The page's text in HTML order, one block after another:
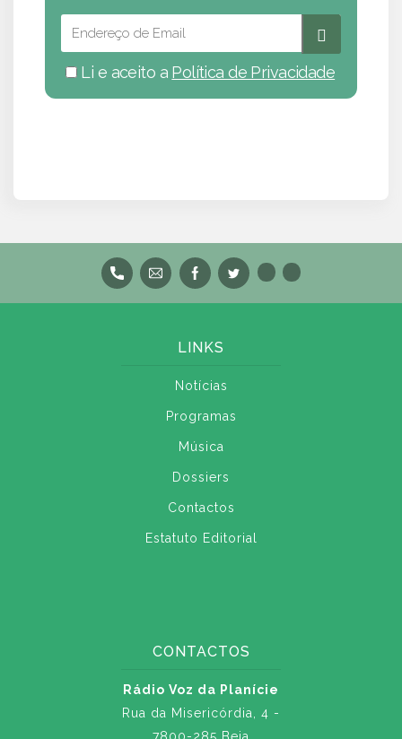
Li e aceito a Política de Privacidade
LINKS
Notícias
Programas
Música
Dossiers
Contactos
Estatuto Editorial
CONTACTOS
Rádio Voz da Planície
Rua da Misericórdia, 4 -